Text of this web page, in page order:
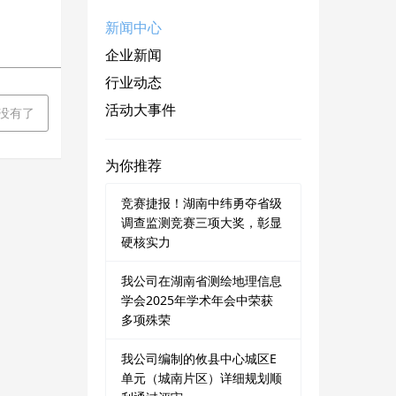
有了
新闻中心
企业新闻
行业动态
活动大事件
为你推荐
竞赛捷报！湖南中纬勇夺省级
调查监测竞赛三项大奖，彰显
硬核实力
我公司在湖南省测绘地理信息
学会2025年学术年会中荣获
多项殊荣
我公司编制的攸县中心城区E
单元（城南片区）详细规划顺